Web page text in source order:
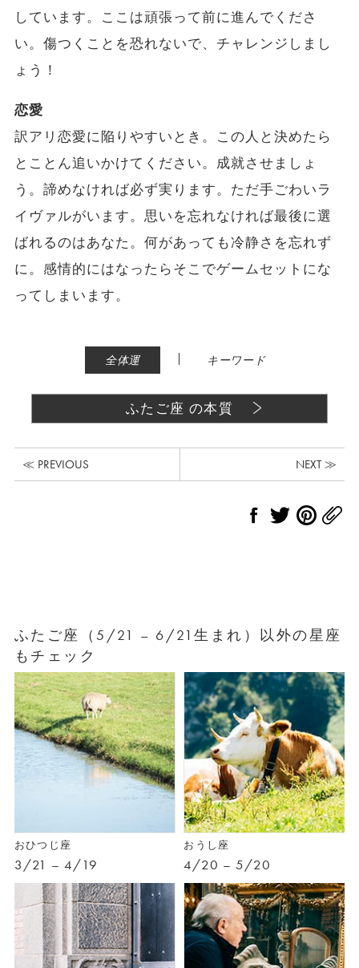
しています。ここは頑張って前に進んでくださ
い。傷つくことを恐れないで、チャレンジしまし
ょう！
恋愛
訳アリ恋愛に陥りやすいとき。この人と決めたら
とことん追いかけてください。成就させましょ
う。諦めなければ必ず実ります。ただ手ごわいラ
イヴァルがいます。思いを忘れなければ最後に選
ばれるのはあなた。何があっても冷静さを忘れず
に。感情的にはなったらそこでゲームセットにな
ってしまいます。
全体運 | キーワード
ふたご座 の本質
≪ PREVIOUS NEXT ≫
ふたご座（5/21 – 6/21生まれ）以外の星座
もチェック
おひつじ座
3/21 – 4/19
おうし座
4/20 – 5/20